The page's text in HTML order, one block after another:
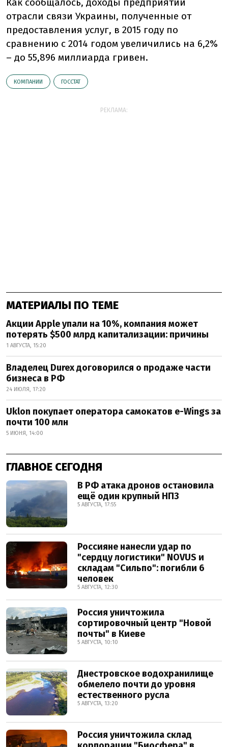
отрасли связи Украины, полученные от
предоставления услуг, в 2015 году по
сравнению с 2014 годом увеличились на 6,2%
– до 55,896 миллиарда гривен.
КОМПАНИИ ГОССТАТ
РЕКЛАМА:
МАТЕРИАЛЫ ПО ТЕМЕ
Акции Apple упали на 10%, компания может
потерять $500 млрд капитализации: причины
1 АВГУСТА, 15:20
Владелец Durex договорился о продаже части
бизнеса в РФ
24 ИЮЛЯ, 17:20
Uklon покупает оператора самокатов e-Wings за
почти 100 млн
5 ИЮНЯ, 14:00
ГЛАВНОЕ СЕГОДНЯ
В РФ атака дронов остановила
ещё один крупный НПЗ
5 АВГУСТА, 17:55
Россияне нанесли удар по
"сердцу логистики" NOVUS и
складам "Сильпо": погибли 6
человек
5 АВГУСТА, 12:30
Россия уничтожила
сортировочный центр "Новой
почты" в Киеве
5 АВГУСТА, 10:10
Днестровское водохранилище
обмелело почти до уровня
естественного русла
5 АВГУСТА, 13:20
Россия уничтожила склад